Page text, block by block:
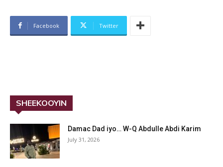
Facebook Twitter
SHEEKOOYIN
Damac Dad iyo… W-Q Abdulle Abdi Karim
July 31, 2026